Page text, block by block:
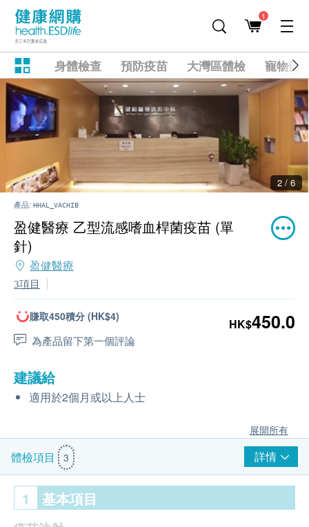
1
身體檢查 預防疫苗 大灣區體檢 寵物健
2 / 6
產品: HHAL_VACHIB
盈健醫療 乙型流感嗜血桿菌疫苗 (單
針)
盈健醫療
3項目
賺取450積分 (HK$4)
為產品留下第一個評論
HK$450.0
建議給
適用於2個月或以上人士
展開所有
體檢項目 3 詳情
1 基本項目